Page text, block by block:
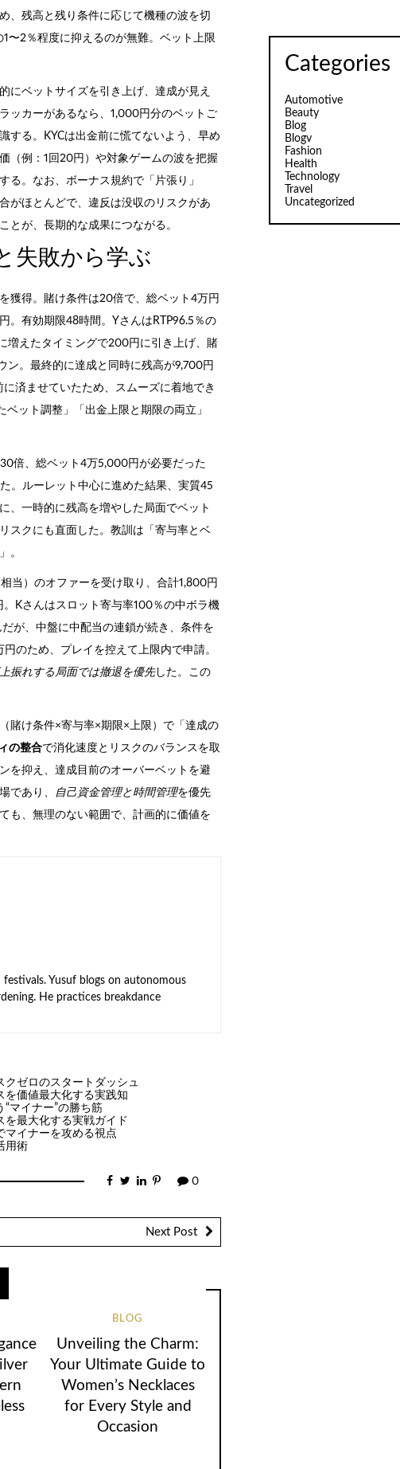
、残高と残り条件に応じて機種の波を切
〜2％程度に抑えるのが無難。ベット上限
にベットサイズを引き上げ、達成が見え
ッカーがあるなら、1,000円分のベットご
する。KYCは出金前に慌てないよう、早め
（例：1回20円）や対象ゲームの波を把握
る。なお、ボーナス規約で「片張り」
がほとんどで、違反は没収のリスクがあ
とが、長期的な成果につながる。
失敗から学ぶ
獲得。賭け条件は20倍で、総ベット4万円
。有効期限48時間。YさんはRTP96.5％の
増えたタイミングで200円に引き上げ、賭
ン。最終的に達成と同時に残高が9,700円
済ませていたため、スムーズに着地でき
ット調整」「出金上限と期限の両立」
倍、総ベット4万5,000円が必要だった
。ルーレット中心に進めた結果、実質45
、一時的に残高を増やした局面でベット
スクにも直面した。教訓は「寄与率とベ
。
当）のオファーを受け取り、合計1,800円
Kさんはスロット寄与率100％の中ボラ機
が、中盤に中配当の連鎖が続き、条件を
のため、プレイを控えて上限内で申請。
振れする局面では撤退を優先した。この
賭け条件×寄与率×期限×上限）で「達成の
の整合で消化速度とリスクのバランスを取
を抑え、達成目前のオーバーベットを避
であり、
自己資金管理と時間管理を優先
も、無理のない範囲で、計画的に価値を
Yusuf blogs on autonomous
He practices breakdance
ゼロのスタートダッシュ
を価値最大化する実践知
マイナー”の勝ち筋
を最大化する実戦ガイド
マイナーを攻める視点
用術
0
Next Post
BLOG
Unveiling the Charm:
Your Ultimate Guide to
Women’s Necklaces
for Every Style and
Occasion
Categories
Automotive
Beauty
Blog
Blogv
Fashion
Health
Technology
Travel
Uncategorized